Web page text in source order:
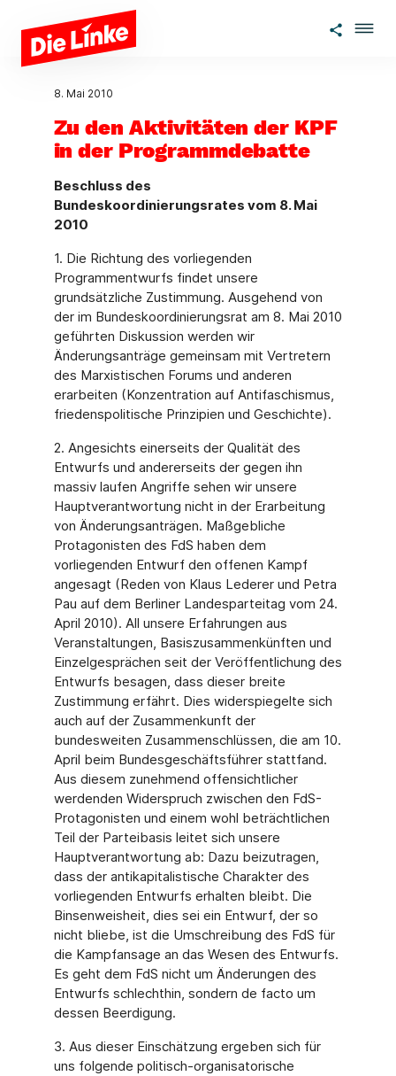
Zum Hauptinhalt springen
8. Mai 2010
Zu den Aktivitäten der KPF
in der Programmdebatte
Beschluss des
Bundeskoordinierungsrates vom 8. Mai
2010
1. Die Richtung des vorliegenden
Programmentwurfs findet unsere
grundsätzliche Zustimmung. Ausgehend von
der im Bundeskoordinierungsrat am 8. Mai 2010
geführten Diskussion werden wir
Änderungsanträge gemeinsam mit Vertretern
des Marxistischen Forums und anderen
erarbeiten (Konzentration auf Antifaschismus,
friedenspolitische Prinzipien und Geschichte).
2. Angesichts einerseits der Qualität des
Entwurfs und andererseits der gegen ihn
massiv laufen Angriffe sehen wir unsere
Hauptverantwortung nicht in der Erarbeitung
von Änderungsanträgen. Maßgebliche
Protagonisten des FdS haben dem
vorliegenden Entwurf den offenen Kampf
angesagt (Reden von Klaus Lederer und Petra
Pau auf dem Berliner Landesparteitag vom 24.
April 2010). All unsere Erfahrungen aus
Veranstaltungen, Basiszusammenkünften und
Einzelgesprächen seit der Veröffentlichung des
Entwurfs besagen, dass dieser breite
Zustimmung erfährt. Dies widerspiegelte sich
auch auf der Zusammenkunft der
bundesweiten Zusammenschlüssen, die am 10.
April beim Bundesgeschäftsführer stattfand.
Aus diesem zunehmend offensichtlicher
werdenden Widerspruch zwischen den FdS-
Protagonisten und einem wohl beträchtlichen
Teil der Parteibasis leitet sich unsere
Hauptverantwortung ab: Dazu beizutragen,
dass der antikapitalistische Charakter des
vorliegenden Entwurfs erhalten bleibt. Die
Binsenweisheit, dies sei ein Entwurf, der so
nicht bliebe, ist die Umschreibung des FdS für
die Kampfansage an das Wesen des Entwurfs.
Es geht dem FdS nicht um Änderungen des
Entwurfs schlechthin, sondern de facto um
dessen Beerdigung.
3. Aus dieser Einschätzung ergeben sich für
uns folgende politisch-organisatorische